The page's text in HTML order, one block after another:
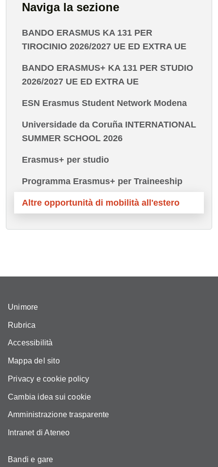
Naviga la sezione
BANDO ERASMUS KA 131 PER
TIROCINIO 2026/2027 UE ED EXTRA UE
BANDO ERASMUS+ KA 131 PER STUDIO
2026/2027 UE ED EXTRA UE
ESN Erasmus Student Network Modena
Universidade da Coruña INTERNATIONAL
SUMMER SCHOOL 2026
Erasmus+ per studio
Programma Erasmus+ per Traineeship
Altre opportunità di mobilità all'estero
Unimore
Rubrica
Accessibilità
Mappa del sito
Privacy e cookie policy
Cambia idea sui cookie
Amministrazione trasparente
Intranet di Ateneo
Bandi e gare